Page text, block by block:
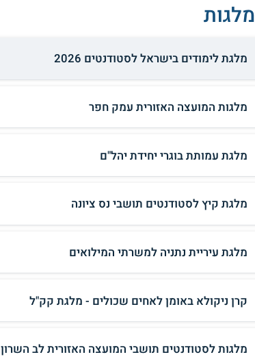
מלגות
מלגת לימודים בישראל לסטודנטים 2026
מלגות המועצה האזורית עמק חפר
מלגת עמותת בוגרי יחידת יהל"ם
מלגת קיץ לסטודנטים תושבי נס ציונה
מלגת עיריית נתניה למשרתי המילואים
קרן ניקולא באומן לאחים שכולים - מלגת קק"ל
מלגות לסטודנטים תושבי המועצה האזורית לב השרון